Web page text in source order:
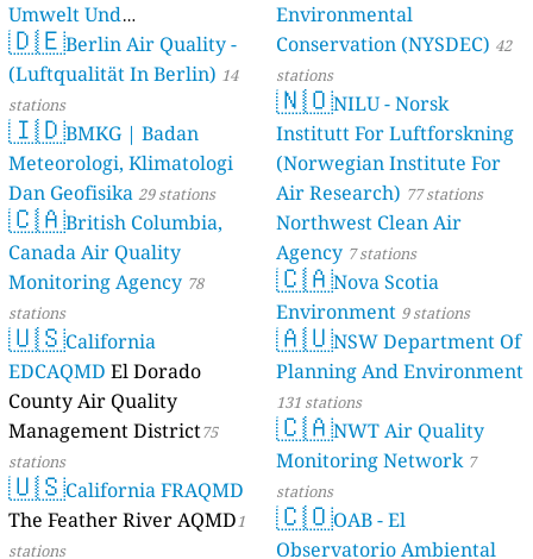
Umwelt Und
Verbraucherschutz) - LfU
46 stations
🇩🇪Berlin Air Quality -
(Luftqualität In Berlin) 14
stations
🇮🇩BMKG | Badan
Meteorologi, Klimatologi
Dan Geofisika 29 stations
🇨🇦British Columbia,
Canada Air Quality
Monitoring Agency 78
stations
🇺🇸California
EDCAQMD El Dorado
County Air Quality
Management District75
stations
🇺🇸California FRAQMD
The Feather River AQMD1
stations
Environmental
Conservation (NYSDEC) 42
stations
🇳🇴NILU - Norsk
Institutt For Luftforskning
(Norwegian Institute For
Air Research) 77 stations
Northwest Clean Air
Agency 7 stations
🇨🇦Nova Scotia
Environment 9 stations
🇦🇺NSW Department Of
Planning And Environment
131 stations
🇨🇦NWT Air Quality
Monitoring Network 7
stations
🇨🇴OAB - El
Observatorio Ambiental